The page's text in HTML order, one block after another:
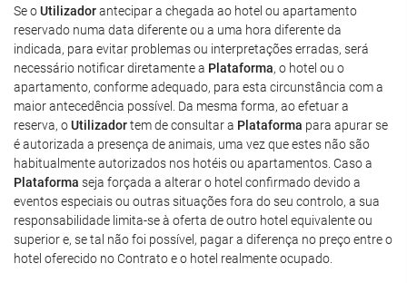
Se oUtilizadorantecipar a chegada ao hotel ou apartamento
reservado numa data diferente ou a uma hora diferente da
indicada, para evitar problemas ou interpretações erradas, será
necessário notificar diretamente a Plataforma, o hotel ou o
apartamento, conforme adequado, para esta circunstância com a
maior antecedência possível. Da mesma forma, ao efetuar a
reserva, oUtilizadortem de consultar a Plataforma para apurar se
é autorizada a presença de animais, uma vez que estes não são
habitualmente autorizados nos hotéis ou apartamentos. Caso a
Plataforma seja forçada a alterar o hotel confirmado devido a
eventos especiais ou outras situações fora do seu controlo, a sua
responsabilidade limita-se à oferta de outro hotel equivalente ou
superior e, se tal não foi possível, pagar a diferença no preço entre o
hotel oferecido no Contrato e o hotel realmente ocupado.